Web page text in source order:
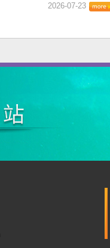
2026-07-23